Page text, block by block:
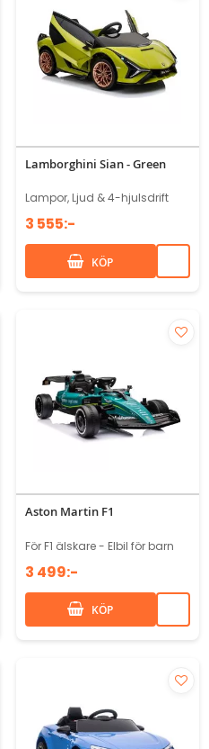
Lamborghini Sian - Green
Lampor, Ljud & 4-hjulsdrift
3 555:-
KÖP
Aston Martin F1
För F1 älskare - Elbil för barn
3 499:-
KÖP